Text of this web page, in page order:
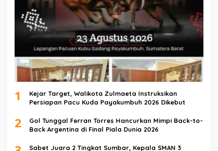
1
Kejar Target, Walikota Zulmaeta Instruksikan
Persiapan Pacu Kuda Payakumbuh 2026 Dikebut
2
Gol Tunggal Ferran Torres Hancurkan Mimpi Back-to-
Back Argentina di Final Piala Dunia 2026
Sabet Juara 2 Tingkat Sumbar, Kepala SMAN 3